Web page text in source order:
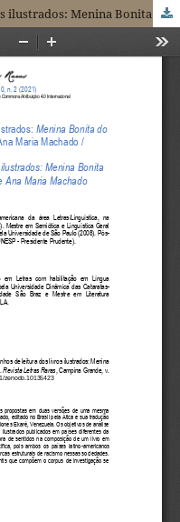
Dois caminhos de leitura dos livros ilustrados: Menina Bonita do Laço de Fita e Niña Bonita, de Ana Maria Machado